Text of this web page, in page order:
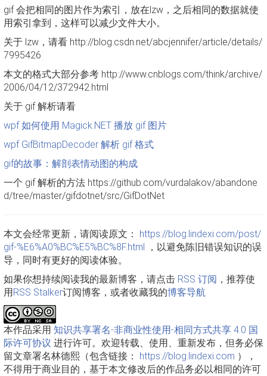
gif 会把相同的图片作为索引，放在lzw，之后相同的数据就使
用索引拿到，这样可以减少文件大小。
关于 lzw，请看 http://blog.csdn.net/abcjennifer/article/details/
7995426
本文的格式大部分参考 http://www.cnblogs.com/think/archive/
2006/04/12/372942.html
关于 gif 解析请看
wpf 如何使用 Magick.NET 播放 gif 图片
wpf GifBitmapDecoder 解析 gif 格式
gif的故事：解剖表情动图的构成
一个 gif 解析的方法 https://github.com/vurdalakov/abandone
d/tree/master/gifdotnet/src/GifDotNet
本文会经常更新，请阅读原文：
https://blog.lindexi.com/post/
gif-%E6%A0%BC%E5%BC%8F.html
，以避免陈旧错误知识的误
导，同时有更好的阅读体验。
如果你想持续阅读我的最新博客，请点击 RSS 订阅 ，推荐使
用 RSS Stalker订阅博客，或者收藏我的博客导航
本作品采用 知识共享署名-非商业性使用-相同方式共享 4.0 国
际许可协议 进行许可。欢迎转载、使用、重新发布，但务必保
留文章署名林德熙（包含链接：
https://blog.lindexi.com ），
不得用于商业目的，基于本文修改后的作品务必以相同的许可